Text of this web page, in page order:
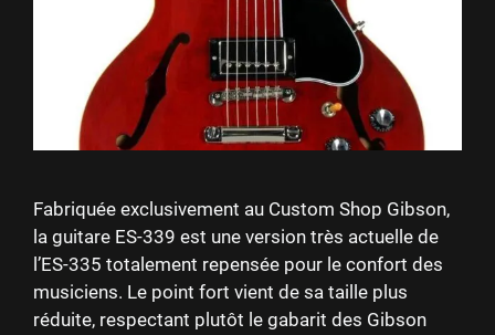
Fabriquée exclusivement au Custom Shop Gibson,
la guitare ES-339 est une version très actuelle de
l’ES-335 totalement repensée pour le confort des
musiciens. Le point fort vient de sa taille plus
réduite, respectant plutôt le gabarit des Gibson